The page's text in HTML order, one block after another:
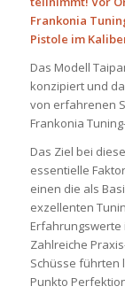
Frankonia
Pistole im
Das Modell
konzipiert und
von erfahrenen
Frankonia
Das Ziel bei
essentielle
einen die als
exzellenten
Erfahrungswerte
Zahlreiche
Schüsse führten
Punkto